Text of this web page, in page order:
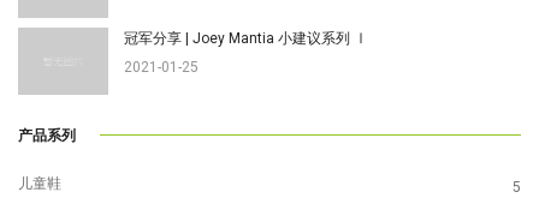
冠军分享 | Joey Mantia 小建议系列 Ⅰ
2021-01-25
产品系列
儿童鞋 5